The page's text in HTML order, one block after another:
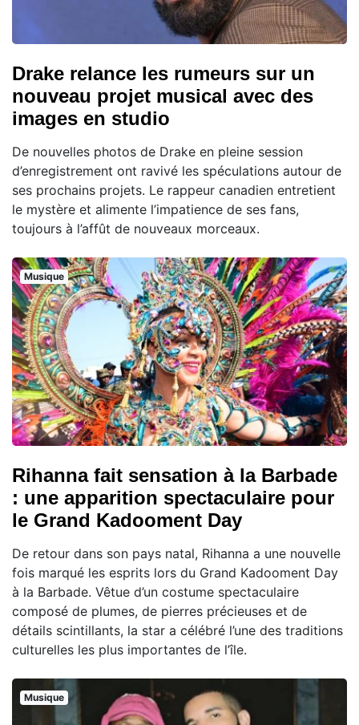
Drake relance les rumeurs sur un
nouveau projet musical avec des
images en studio
De nouvelles photos de Drake en pleine session
d’enregistrement ont ravivé les spéculations autour de
ses prochains projets. Le rappeur canadien entretient
le mystère et alimente l’impatience de ses fans,
toujours à l’affût de nouveaux morceaux.
Musique
Rihanna fait sensation à la Barbade
: une apparition spectaculaire pour
le Grand Kadooment Day
De retour dans son pays natal, Rihanna a une nouvelle
fois marqué les esprits lors du Grand Kadooment Day
à la Barbade. Vêtue d’un costume spectaculaire
composé de plumes, de pierres précieuses et de
détails scintillants, la star a célébré l’une des traditions
culturelles les plus importantes de l’île.
Musique